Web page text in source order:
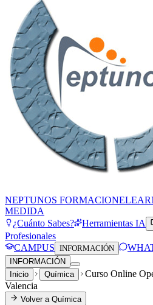
NEPTUNOS FORMACION
MEDIDA
¿Cuánto Sabes?
Herramientas IA
Profesionales
CAMPUS INFORMACIÓN
INFORMACIÓN
Inicio
Química
Curso Online
Valencia
Volver a Química